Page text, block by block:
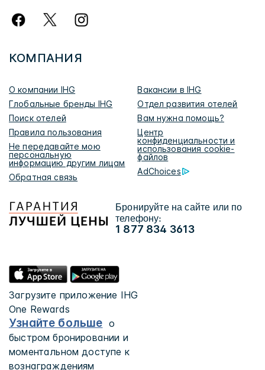
КОМПАНИЯ
О компании IHG
Вакансии в IHG
Глобальные бренды IHG
Отдел развития отелей
Поиск отелей
Вам нужна помощь?
Правила пользования
Центр
конфиденциальности и
использования cookie-
файлов
Не передавайте мою
персональную
информацию другим лицам
AdChoices
Обратная связь
Бронируйте на сайте или по
телефону:
1 877 834 3613
Загрузите приложение IHG
One Rewards
Узнайте больше о
быстром бронировании и
моментальном доступе к
вознаграждениям